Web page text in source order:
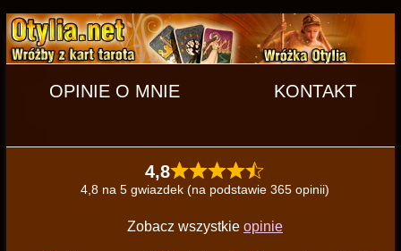
OPINIE O MNIE KONTAKT
4,8
4,8 na 5 gwiazdek (na podstawie 365 opinii)
Zobacz wszystkie opinie